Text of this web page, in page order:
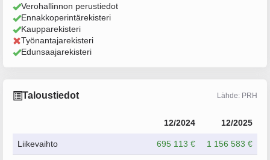
Verohallinnon perustiedot
Ennakkoperintärekisteri
Kaupparekisteri
Työnantajarekisteri
Edunsaajarekisteri
Taloustiedot Lähde: PRH
12/2024 12/2025
Liikevaihto 695 113 € 1 156 583 €